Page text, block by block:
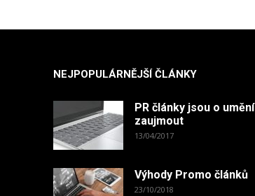
NEJPOPULÁRNĚJŠÍ ČLÁNKY
PR články jsou o umění
zaujmout
13/04/2017
Výhody Promo článků
23/10/2018